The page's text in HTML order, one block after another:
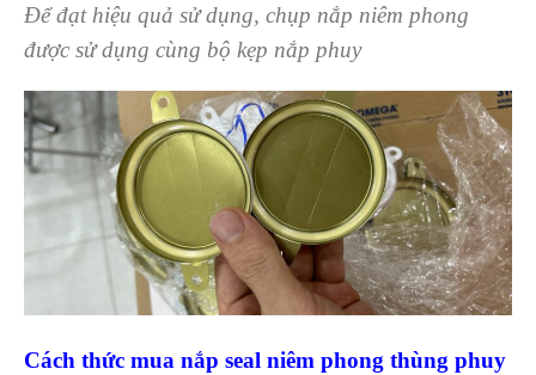
Để đạt hiệu quả sử dụng, chụp nắp niêm phong
được sử dụng cùng bộ kẹp nắp phuy
Cách thức mua nắp seal niêm phong thùng phuy